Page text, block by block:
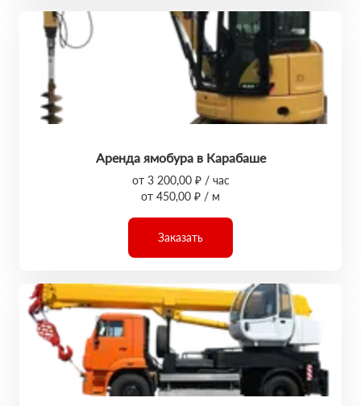
Аренда ямобура в Карабаше
от 3 200,00 ₽ / час
от 450,00 ₽ / м
Заказать